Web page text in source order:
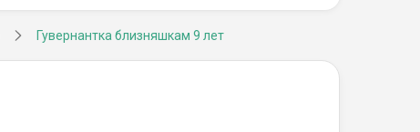
Гувернантка близняшкам 9 лет